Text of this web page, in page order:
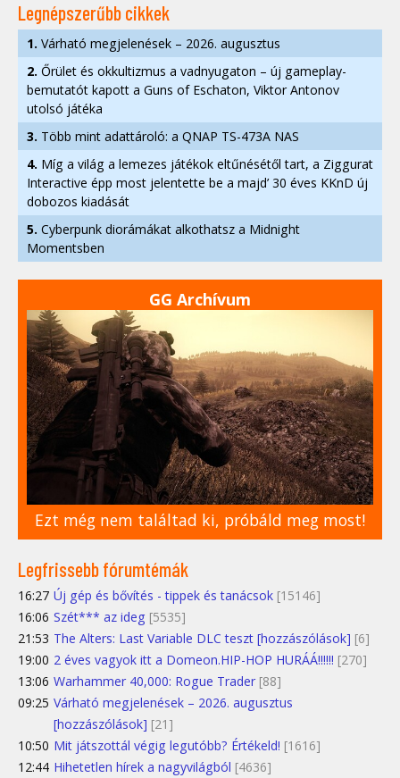
Legnépszerűbb cikkek
1. Várható megjelenések – 2026. augusztus
2. Őrület és okkultizmus a vadnyugaton – új gameplay-
bemutatót kapott a Guns of Eschaton, Viktor Antonov
utolsó játéka
3. Több mint adattároló: a QNAP TS-473A NAS
4. Míg a világ a lemezes játékok eltűnésétől tart, a Ziggurat
Interactive épp most jelentette be a majd’ 30 éves KKnD új
dobozos kiadását
5. Cyberpunk diorámákat alkothatsz a Midnight
Momentsben
GG Archívum
Ezt még nem találtad ki, próbáld meg most!
Legfrissebb fórumtémák
16:27 Új gép és bővítés - tippek és tanácsok [15146]
16:06 Szét*** az ideg [5535]
21:53 The Alters: Last Variable DLC teszt [hozzászólások] [6]
19:00 2 éves vagyok itt a Domeon.HIP-HOP HURÁÁ!!!!!! [270]
13:06 Warhammer 40,000: Rogue Trader [88]
09:25 Várható megjelenések – 2026. augusztus
[hozzászólások] [21]
10:50 Mit játszottál végig legutóbb? Értékeld! [1616]
12:44 Hihetetlen hírek a nagyvilágból [4636]